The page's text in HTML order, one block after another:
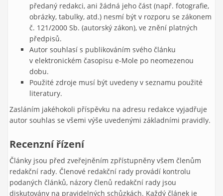
předaný redakci, ani žádná jeho část (např. fotografie,
obrázky, tabulky, atd.) nesmí být v rozporu se zákonem
č. 121/2000 Sb. (autorský zákon), ve znění platných
předpisů.
Autor souhlasí s publikováním svého článku
v elektronickém časopisu e-Mole po neomezenou
dobu.
Použité zdroje musí být uvedeny v seznamu použité
literatury.
Zasláním jakéhokoli příspěvku na adresu redakce vyjadřuje
autor souhlas se všemi výše uvedenými základními pravidly.
Recenzní řízení
Články jsou před zveřejněním zpřístupněny všem členům
redakční rady. Členové redakční rady provádí kontrolu
podaných článků, názory členů redakční rady jsou
diskutovány na pravidelných schůzkách. Každý článek je